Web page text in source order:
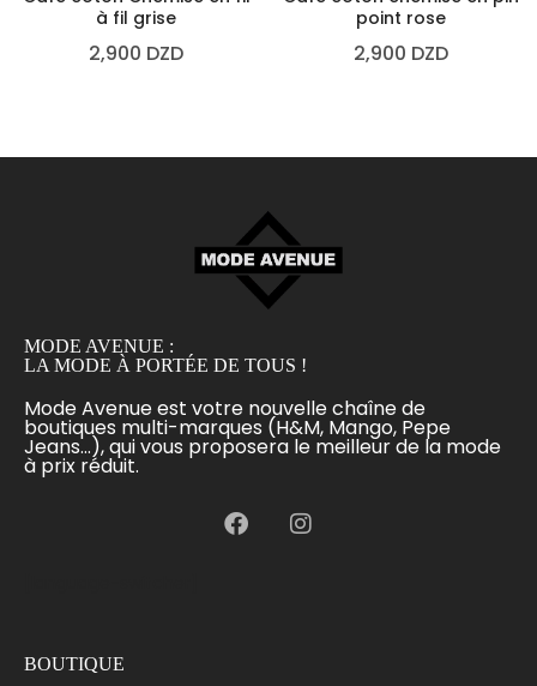
à fil grise
2,900 DZD
point rose
2,900 DZD
MODE AVENUE :
LA MODE À PORTÉE DE TOUS !
Mode Avenue est votre nouvelle chaîne de
boutiques multi-marques (H&M, Mango, Pepe
Jeans...), qui vous proposera le meilleur de la mode
à prix réduit.
BOUTIQUE